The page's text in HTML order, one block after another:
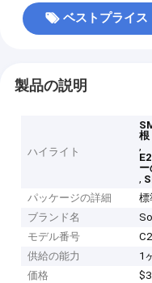
ベストプライス
製品の説明
ハイライト
根
,
,
パッケージの詳細
標
ブランド名
モデル番号
供給の能力
1
価格